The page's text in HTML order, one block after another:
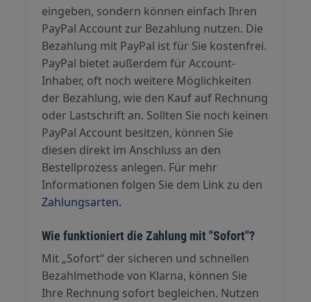
eingeben, sondern können einfach Ihren
PayPal Account zur Bezahlung nutzen. Die
Bezahlung mit PayPal ist für Sie kostenfrei.
PayPal bietet außerdem für Account-
Inhaber, oft noch weitere Möglichkeiten
der Bezahlung, wie den Kauf auf Rechnung
oder Lastschrift an. Sollten Sie noch keinen
PayPal Account besitzen, können Sie
diesen direkt im Anschluss an den
Bestellprozess anlegen. Für mehr
Informationen folgen Sie dem Link zu den
Zahlungsarten.
Wie funktioniert die Zahlung mit "Sofort"?
Mit „Sofort“ der sicheren und schnellen
Bezahlmethode von Klarna, können Sie
Ihre Rechnung sofort begleichen. Nutzen